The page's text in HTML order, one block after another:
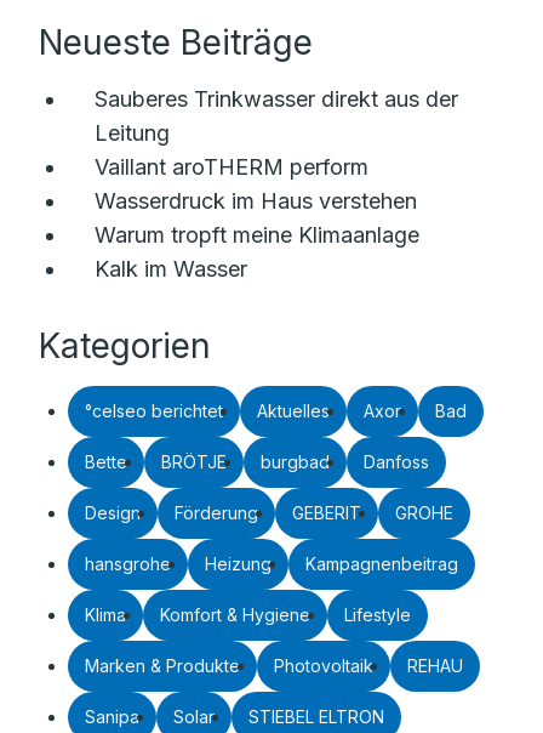
Neueste Beiträge
Sauberes Trinkwasser direkt aus der
Leitung
Vaillant aroTHERM perform
Wasserdruck im Haus verstehen
Warum tropft meine Klimaanlage
Kalk im Wasser
Kategorien
°celseo berichtet Aktuelles Axor Bad
Bette BRÖTJE burgbad Danfoss
Design Förderung GEBERIT GROHE
hansgrohe Heizung Kampagnenbeitrag
Klima Komfort & Hygiene Lifestyle
Marken & Produkte Photovoltaik REHAU
Sanipa Solar STIEBEL ELTRON